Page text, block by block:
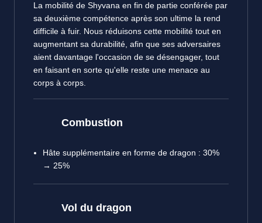
La mobilité de Shyvana en fin de partie conférée par
sa deuxième compétence après son ultime la rend
difficile à fuir. Nous réduisons cette mobilité tout en
augmentant sa durabilité, afin que ses adversaires
aient davantage l'occasion de se désengager, tout
en faisant en sorte qu'elle reste une menace au
corps à corps.
Combustion
Hâte supplémentaire en forme de dragon : 30%
→ 25%
Vol du dragon